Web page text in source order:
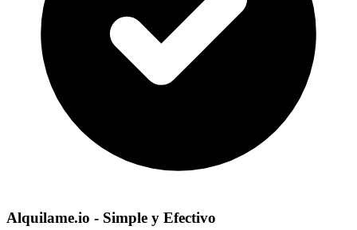
Alquilame.io - Simple y Efectivo